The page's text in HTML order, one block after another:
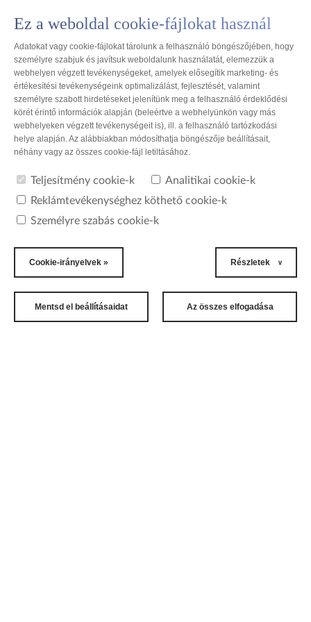
Ez a weboldal cookie-fájlokat használ
Adatokat vagy cookie-fájlokat tárolunk a felhasználó böngészőjében, hogy
személyre szabjuk és javítsuk weboldalunk használatát, elemezzük a
webhelyen végzett tevékenységeket, amelyek elősegítik marketing- és
értékesítési tevékenységeink optimalizálást, fejlesztését, valamint
személyre szabott hirdetéseket jelenítünk meg a felhasználó érdeklődési
körét érintő információk alapján (beleértve a webhelyünkön vagy más
webhelyeken végzett tevékenységeit is), ill. a felhasználó tartózkodási
helye alapján. Az alábbiakban módosíthatja böngészője beállításait,
néhány vagy az összes cookie-fájl letiltásához.
Teljesítmény cookie-k
Analitikai cookie-k
Reklámtevékenységhez köthető cookie-k
Személyre szabás cookie-k
Cookie-irányelvek » Részletek
Mentsd el beállításaidat Az összes elfogadása
Inplast sp. z o.o.
SZÉKHELY
Inplast sp. z o.o.
ul. Zachodnia 25
Zelów 97-425
TELEFON
+48 (44) 634 31 75
Lengyelország